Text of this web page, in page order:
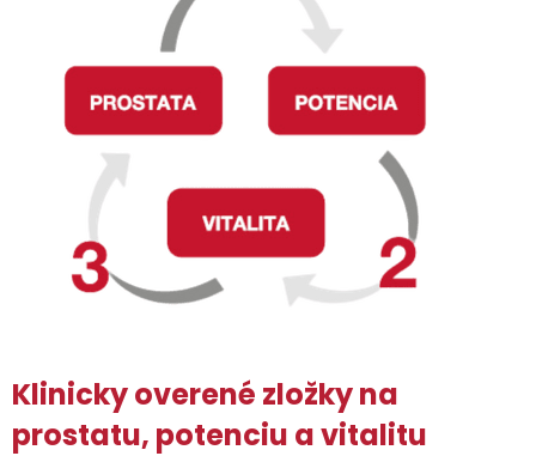
Klinicky overené zložky na
prostatu, potenciu a vitalitu